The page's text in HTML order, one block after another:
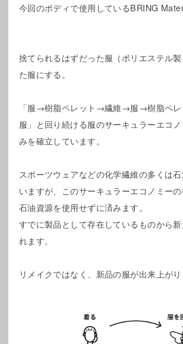
今回のボディで使用しているBRING
捨てられるはずだった服（ポリエステル
た服にする。
「服→樹脂ペレット→繊維→服→樹脂ペ
服」と回り続ける服のサーキュラーエコ
みを確立しています。
スポーツウェアなどの化学繊維の多くは
いますが、このサーキュラーエコノミー
石油資源を使用せずに済みます。
すでに製品として存在しているものから
れます。
リメイクではなく、新品の服が出来上がり